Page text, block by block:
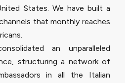
States. We have built a
that monthly reaches
an unparalleled
structuring a network of
in all the Italian